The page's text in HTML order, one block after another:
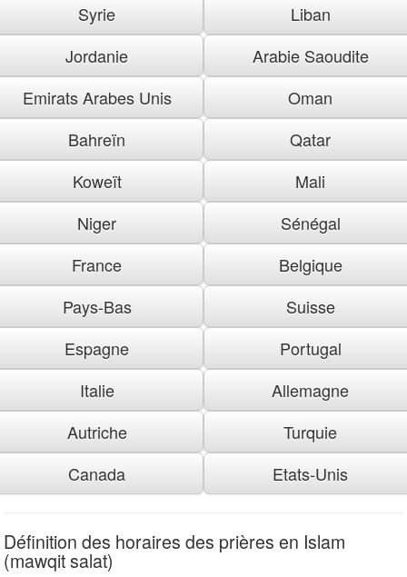
Syrie
Liban
Jordanie
Arabie Saoudite
Emirats Arabes Unis
Oman
Bahreïn
Qatar
Koweït
Mali
Niger
Sénégal
France
Belgique
Pays-Bas
Suisse
Espagne
Portugal
Italie
Allemagne
Autriche
Turquie
Canada
Etats-Unis
Définition des horaires des prières en Islam
(mawqit salat)